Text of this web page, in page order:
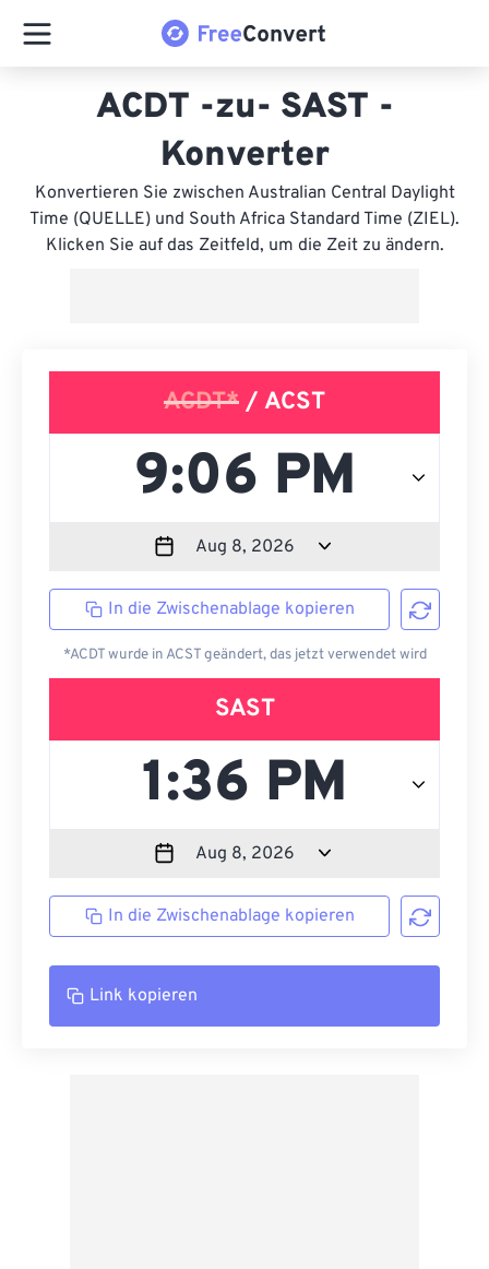
ACDT -zu- SAST -
Konverter
Konvertieren Sie zwischen Australian Central Daylight
Time (QUELLE) und South Africa Standard Time (ZIEL).
Klicken Sie auf das Zeitfeld, um die Zeit zu ändern.
ACDT* / ACST
In die Zwischenablage kopieren
*ACDT wurde in ACST geändert, das jetzt verwendet wird
SAST
In die Zwischenablage kopieren
Link kopieren